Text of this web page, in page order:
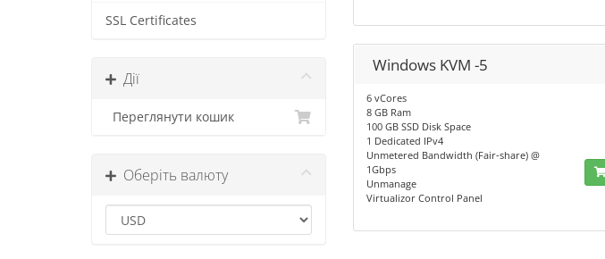
SSL Certificates
Дії
Переглянути кошик
Оберіть валюту
Windows KVM -5
6 vCores
8 GB Ram
100 GB SSD Disk Space
1 Dedicated IPv4
Unmetered Bandwidth (Fair-share) @
1Gbps
Unmanage
Virtualizor Control Panel